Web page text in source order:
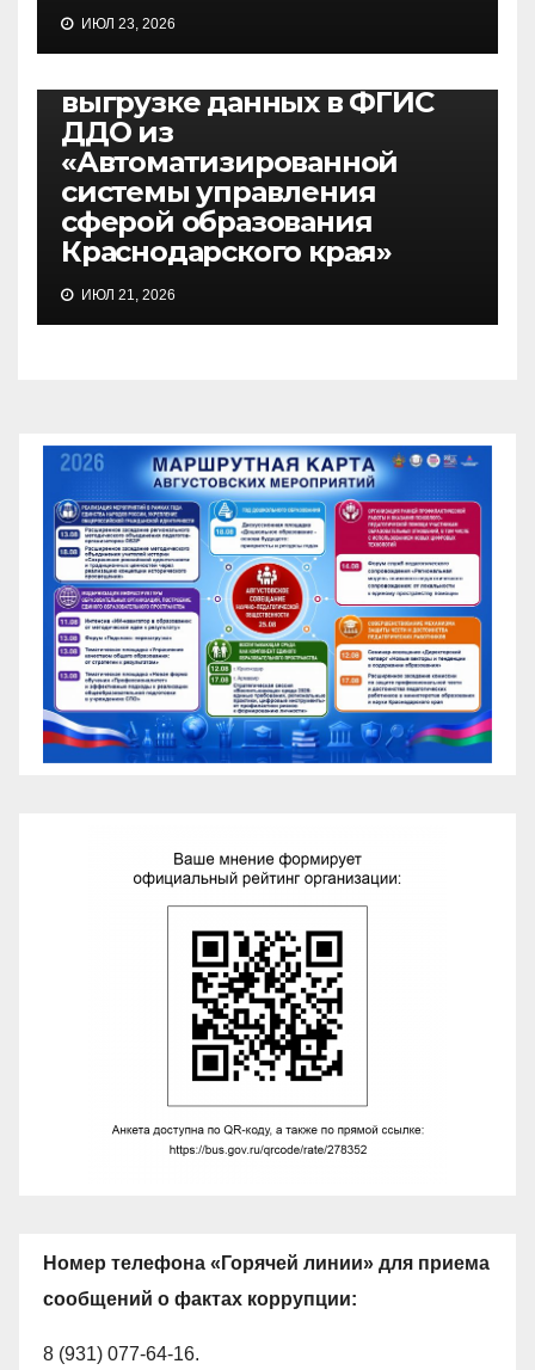
ИЮЛ 23, 2026
27.07.2026, вебинар по
выгрузке данных в ФГИС
ДДО из
«Автоматизированной
системы управления
сферой образования
Краснодарского края»
ИЮЛ 21, 2026
Номер телефона «Горячей линии» для приема
сообщений о фактах коррупции:
8 (931) 077-64-16.